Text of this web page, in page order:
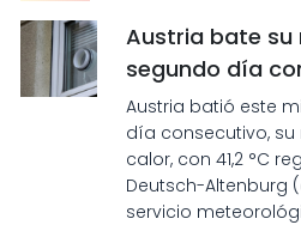
Austria bate su
segundo día
Austria batió este
día consecutivo,
calor, con 41,2 °C
Deutsch-Altenburg
servicio